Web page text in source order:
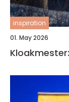
inspiration
01. May 2026